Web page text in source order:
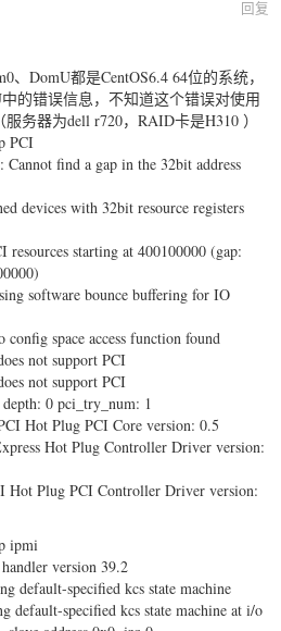
回复
、DomU都是CentOS6.4 64位的系统，
的错误信息，不知道这个错误对使用
务器为dell r720，RAID卡是H310 ）
PCI
Cannot find a gap in the 32bit address
devices with 32bit resource registers
resources starting at 400100000 (gap:
software bounce buffering for IO
config space access function found
not support PCI
not support PCI
0 pci_try_num: 1
Hot Plug PCI Core version: 0.5
Hot Plug Controller Driver version:
Hot Plug PCI Controller Driver version:
ipmi
version 39.2
default-specified kcs state machine
default-specified kcs state machine at i/o